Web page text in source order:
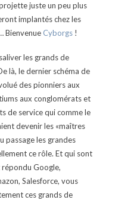
juste un peu plus
implantés chez les
Bienvenue Cyborgs !
les grands de
là, le dernier schéma de
des pionniers aux
aux conglomérats et
de service qui comme le
devenir les «maîtres
passage les grandes
ce rôle. Et qui sont
répondu Google,
Salesforce, vous
ces grands de